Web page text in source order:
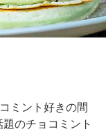
ミント好きの間
のチョコミント